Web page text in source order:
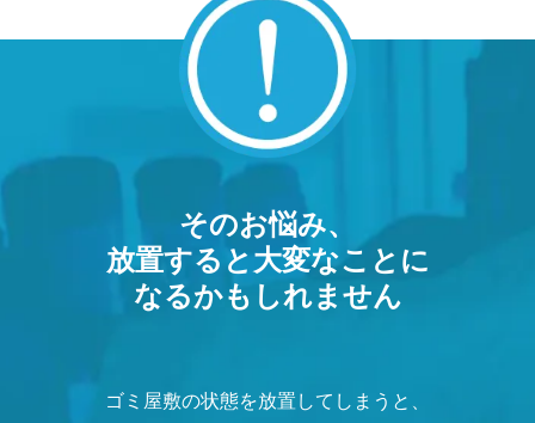
そのお悩み、
放置すると大変なことに
なるかもしれません
ゴミ屋敷の状態を放置してしまうと、